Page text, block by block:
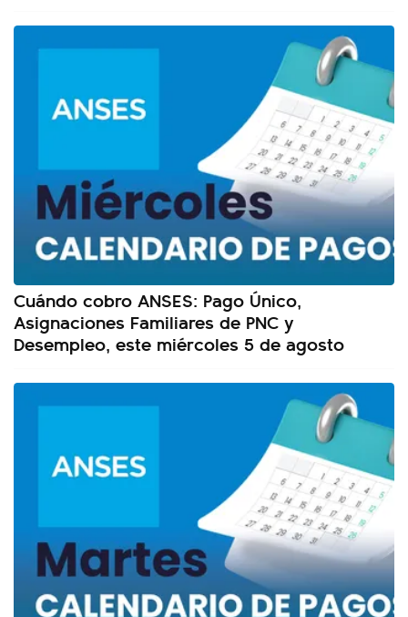
Cuándo cobro ANSES: Pago Único,
Asignaciones Familiares de PNC y
Desempleo, este miércoles 5 de agosto